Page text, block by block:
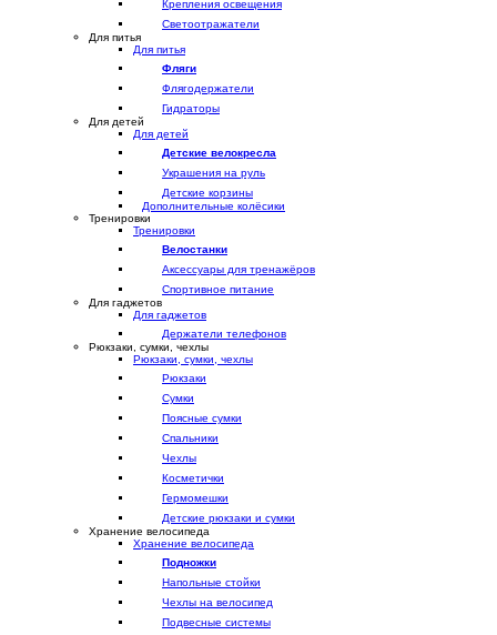
Крепления освещения
Светоотражатели
Для питья
Для питья
Фляги
Флягодержатели
Гидраторы
Для детей
Для детей
Детские велокресла
Украшения на руль
Детские корзины
Дополнительные колёсики
Тренировки
Тренировки
Велостанки
Аксессуары для тренажёров
Спортивное питание
Для гаджетов
Для гаджетов
Держатели телефонов
Рюкзаки, сумки, чехлы
Рюкзаки, сумки, чехлы
Рюкзаки
Сумки
Поясные сумки
Спальники
Чехлы
Косметички
Гермомешки
Детские рюкзаки и сумки
Хранение велосипеда
Хранение велосипеда
Подножки
Напольные стойки
Чехлы на велосипед
Подвесные системы